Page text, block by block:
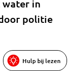
water in
politie
Hulp bij lezen